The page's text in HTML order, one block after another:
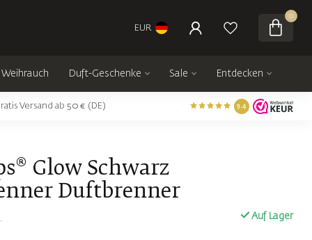
EUR
0
Weihrauch Duft-Geschenke Sale Entdecken
Versand ab 50 € (DE) 9.4
Glow Schwarz
Duftbrenner
Auf Lager